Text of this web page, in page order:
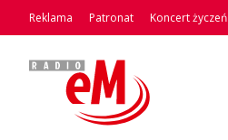
Reklama Patronat Koncert życzeń